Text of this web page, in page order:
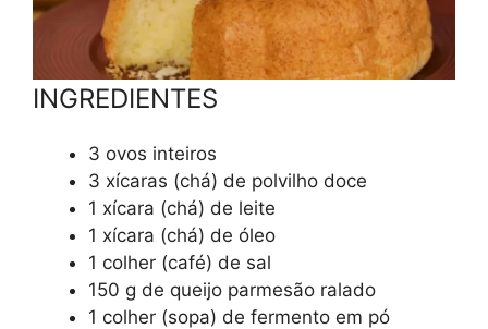
INGREDIENTES
3 ovos inteiros
3 xícaras (chá) de polvilho doce
1 xícara (chá) de leite
1 xícara (chá) de óleo
1 colher (café) de sal
150 g de queijo parmesão ralado
1 colher (sopa) de fermento em pó